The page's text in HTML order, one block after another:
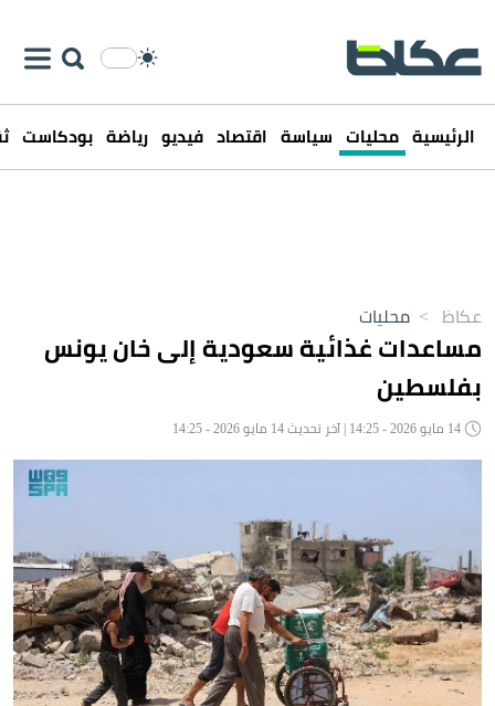
الرئيسية محليات سياسة اقتصاد فيديو رياضة بودكاست
عكاظ > محليات
مساعدات غذائية سعودية إلى خان يونس
بفلسطين